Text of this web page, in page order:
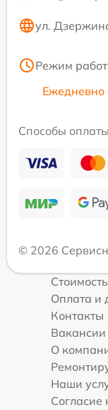
ул.
Режим
Ежедневно
Способы оплаты
© 2026
Оплата и
Контакты
Вакансии
О
Наши
Согласие